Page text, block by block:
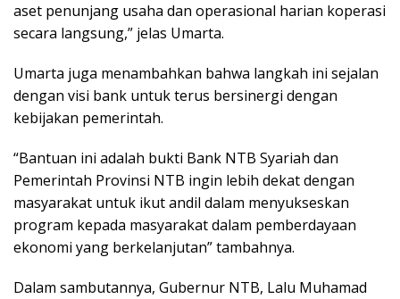
aset penunjang usaha dan operasional harian koperasi
secara langsung,” jelas Umarta.
Umarta juga menambahkan bahwa langkah ini sejalan
dengan visi bank untuk terus bersinergi dengan
kebijakan pemerintah.
“Bantuan ini adalah bukti Bank NTB Syariah dan
Pemerintah Provinsi NTB ingin lebih dekat dengan
masyarakat untuk ikut andil dalam menyukseskan
program kepada masyarakat dalam pemberdayaan
ekonomi yang berkelanjutan” tambahnya.
Dalam sambutannya, Gubernur NTB, Lalu Muhamad